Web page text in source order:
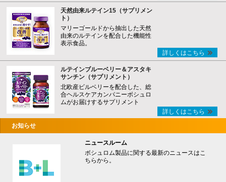
天然由来ルテイン15（サプリメン
ト）
マリーゴールドから抽出した天然
由来のルテインを配合した機能性
表示食品。
詳しくはこちら
ルテインブルーベリー＆アスタキ
サンチン（サプリメント）
北欧産ビルベリーを配合した、総
合ヘルスケアカンパニーボシュロ
ムがお届けするサプリメント
詳しくはこちら
お知らせ
ニュースルーム
ボシュロム製品に関する最新のニュースはこ
ちらから。